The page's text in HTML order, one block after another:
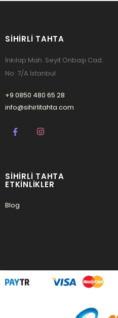
SIHIRLI TAHTA
İnkılap Mah. Seyit Onbaşı Cad.
No: 7/A İstanbul
+9 0850 480 65 28
info@sihirlitahta.com
SIHIRLI TAHTA
ETKINLIKLER
Blog